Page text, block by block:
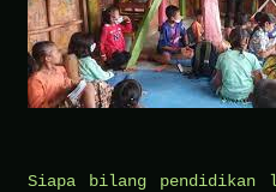
Siapa bilang pendidikan